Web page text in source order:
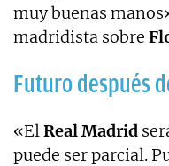
muy buenas
madridista sobre
Futuro después
«ElReal Madrid
puede ser parcial.